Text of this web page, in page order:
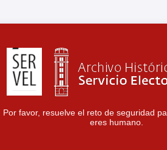
Por favor, resuelve el reto de seguridad
eres humano.